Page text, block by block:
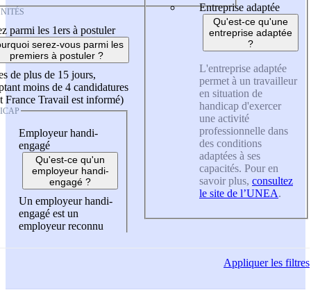
parmi les 1ers à postuler
serez-vous parmi les
premiers à postuler ?
de plus de 15 jours,
moins de 4 candidatures
France Travail est informé)
Employeur handi-
engagé
Qu'est-ce qu'un
employeur handi-
engagé ?
Un employeur handi-
engagé est un
employeur reconnu
Entreprise adaptée
Qu'est-ce qu'une
entreprise adaptée
?
L'entreprise adaptée
permet à un travailleur
en situation de
handicap d'exercer
une activité
professionnelle dans
des conditions
adaptées à ses
capacités. Pour en
savoir plus, consultez
le site de l’UNEA.
Appliquerles filtres